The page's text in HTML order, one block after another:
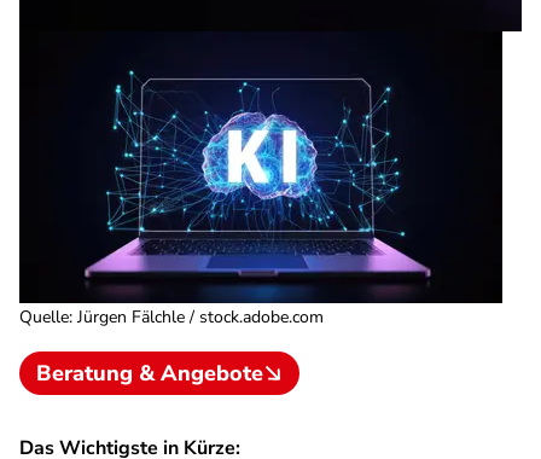
Quelle: Jürgen Fälchle / stock.adobe.com
Beratung & Angebote
Das Wichtigste in Kürze: